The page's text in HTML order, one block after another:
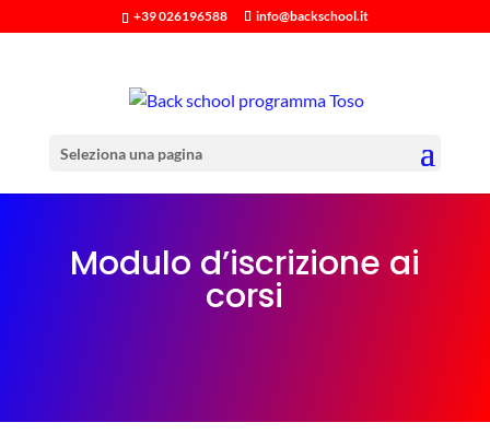
+39 026196588 info@backschool.it
Seleziona una pagina
Modulo d’iscrizione ai
corsi